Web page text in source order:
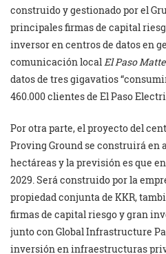
construido y gestionado por el
principales firmas de capital
inversor en centros de datos en
comunicación localEl Paso
datos de tres gigavatios
460.000 clientes de El Paso
Por otra parte, el proyecto del
Proving Ground se construirá en
hectáreas y la previsión es que
2029. Será construido por la
propiedad conjunta de KKR,
firmas de capital riesgo y gran
junto con Global Infrastructure
inversión en infraestructuras